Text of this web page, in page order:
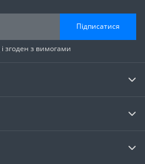
Підписатися
і згоден з вимогами